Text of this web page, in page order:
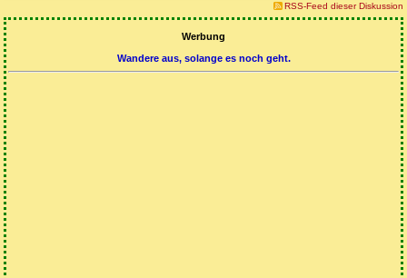
RSS-Feed dieser Diskussion
Werbung
Wandere aus, solange es noch geht.